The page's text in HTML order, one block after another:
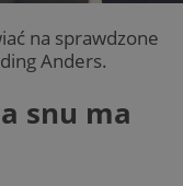
na sprawdzone
Anders.
snu ma